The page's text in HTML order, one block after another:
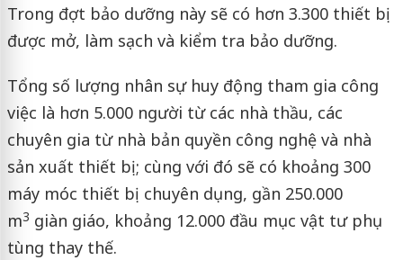
Trong đợt bảo dưỡng này sẽ có hơn 3.300 thiết bị
được mở, làm sạch và kiểm tra bảo dưỡng.
Tổng số lượng nhân sự huy động tham gia công
việc là hơn 5.000 người từ các nhà thầu, các
chuyên gia từ nhà bản quyền công nghệ và nhà
sản xuất thiết bị; cùng với đó sẽ có khoảng 300
máy móc thiết bị chuyên dụng, gần 250.000
m3 giàn giáo, khoảng 12.000 đầu mục vật tư phụ
tùng thay thế.